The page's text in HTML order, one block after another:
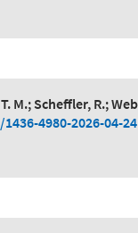
M.; Scheffler, R.;
4980-2026-04-24